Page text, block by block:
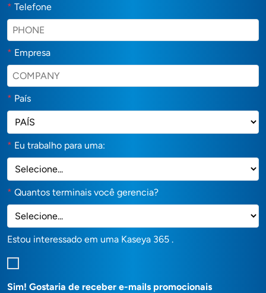
* Telefone
* Empresa
* País
* Eu trabalho para uma:
* Quantos terminais você gerencia?
Estou interessado em uma Kaseya 365 .
Sim! Gostaria de receber e-mails promocionais